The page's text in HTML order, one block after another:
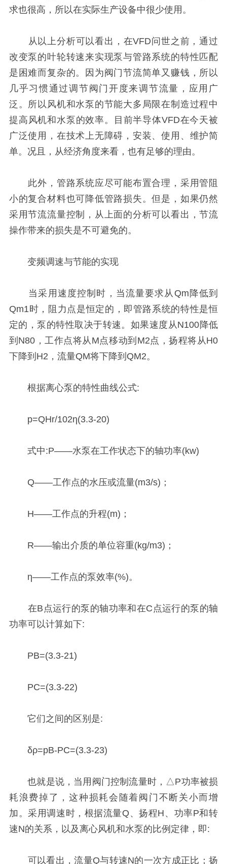
求也很高，所以在实际生产设备中很少使用。
从以上分析可以看出，在VFD问世之前，通过
改变泵的叶轮转速来实现泵与管路系统的特性匹配
是困难而复杂的。因为阀门节流简单又赚钱，所以
几乎习惯通过调节阀门开度来调节流量，应用广
泛。所以风机和水泵的节能大多局限在制造过程中
提高风机和水泵的效率。目前半导体VFD在今天被
广泛使用，在技术上无障碍，安装、使用、维护简
单。况且，从经济角度来看，也有足够的理由。
此外，管路系统应尽可能布置合理，采用管阻
小的复合材料也可降低管路损失。但是，如果仍然
采用节流流量控制，从上面的分析可以看出，节流
操作带来的损失是不可避免的。
变频调速与节能的实现
当采用速度控制时，当流量要求从Qm降低到
Qm1时，阻力点是恒定的，即管路系统的特性是恒
定的，泵的特性取决于转速。如果速度从N100降低
到N80，工作点将从M点移动到M2点，扬程将从H0
下降到H2，流量QM将下降到QM2。
根据离心泵的特性曲线公式:
p=QHr/102η(3.3-20)
式中:P——水泵在工作状态下的轴功率(kw)
Q——工作点的水压或流量(m3/s)；
H——工作点的升程(m)；
R——输出介质的单位容重(kg/m3)；
η——工作点的泵效率(%)。
在B点运行的泵的轴功率和在C点运行的泵的轴
功率可以计算如下:
PB=(3.3-21)
PC=(3.3-22)
它们之间的区别是:
δρ=pB-PC=(3.3-23)
也就是说，当用阀门控制流量时，△P功率被损
耗浪费掉了，这种损耗会随着阀门不断关小而增
加。采用调速时，根据流量Q、扬程H、功率P和转
速N的关系，以及离心风机和水泵的比例定律，即:
可以看出，流量Q与转速N的一次方成正比；扬